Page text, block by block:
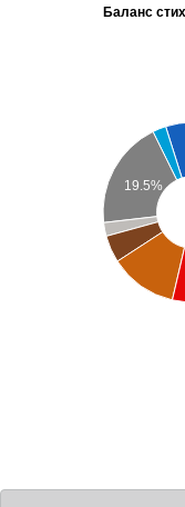
Баланс
19.5%